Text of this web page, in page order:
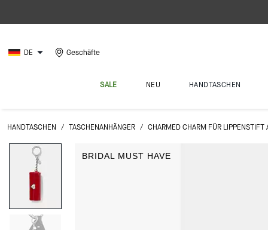
DE Geschäfte
SALE NEU HANDTASCHEN
HANDTASCHEN / TASCHENANHÄNGER / CHARMED CHARM FÜR LIPPENSTIFT
BRIDAL MUST HAVE